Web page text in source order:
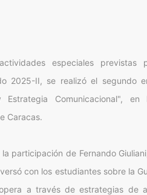
especiales
2025-II, se realizó el segundo
Estrategia Comunicacional",
Caracas.
participación de Fernando
con los estudiantes sobre la
a través de estrategias de